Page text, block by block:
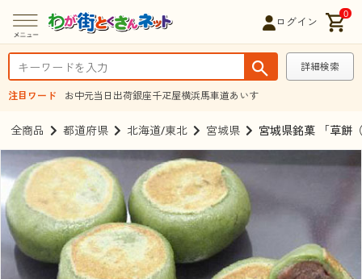
ログイン
0
詳細検索
注目ワード お中元当日出荷銀座千疋屋横浜馬車道あいす
全商品 都道府県 北海道/東北 宮城県 宮城県銘菓 「草餅